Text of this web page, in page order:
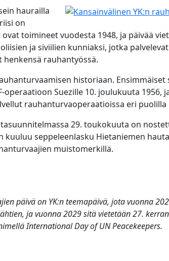
haurailla
on
toimineet vuodesta 1948, ja päivää
ja siviilien kunniaksi, jotka palvelevat
rauhantyössä.
historiaan. Ensimmäiset
operaatioon Suezille 10. joulukuuta 1956,
rauhanturvaoperaatioissa eri puolilla
29. toukokuuta on
kuuluu seppeleenlasku Hietaniemen
muistomerkillä.
päiväon YK:n teemapäivä, jota vuonna
ja vuonna 2029 sitä vietetään 27.
International Day of UN Peacekeepers.